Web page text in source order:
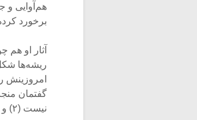
هم‌آوایی و
برخورد
آثار او هم
ریشه‌ها
امروزینش
گفتمان
نیست (۲) و بالطبع آثار خود قمصری نیز.